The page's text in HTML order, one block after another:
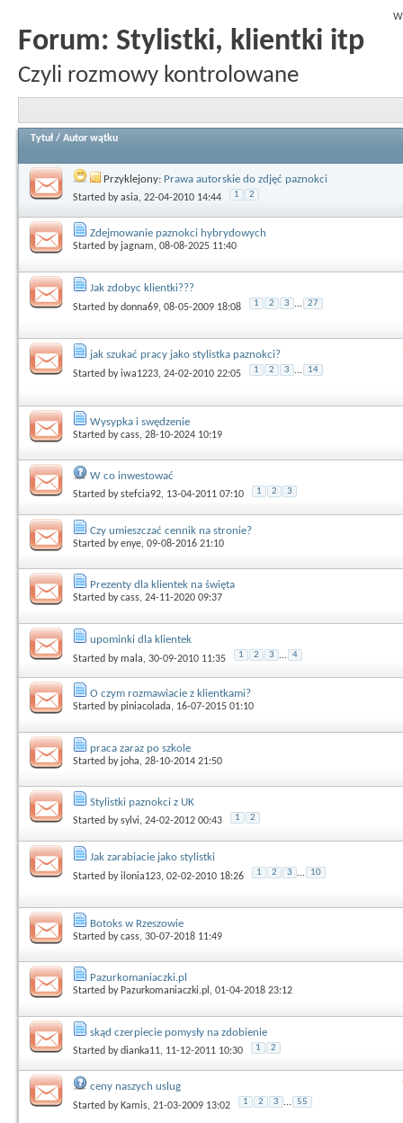
Forum: Stylistki, klientki itp
Czyli rozmowy kontrolowane
Tytuł / Autor wątku
Przyklejony: Prawa autorskie do zdjęć paznokci
Started byasia, 22-04-2010 14:44 1 2
Zdejmowanie paznokci hybrydowych
Started by jagnam, 08-08-2025 11:40
Jak zdobyc klientki???
Started bydonna69, 08-05-2009 18:08 1 2 3 ... 27
jak szukać pracy jako stylistka paznokci?
Started byiwa1223, 24-02-2010 22:05 1 2 3 ... 14
Wysypka i swędzenie
Started bycass, 28-10-2024 10:19
W co inwestować
Started bystefcia92, 13-04-2011 07:10 1 2 3
Czy umieszczać cennik na stronie?
Started byenye, 09-08-2016 21:10
Prezenty dla klientek na święta
Started bycass, 24-11-2020 09:37
upominki dla klientek
Started bymala, 30-09-2010 11:35 1 2 3 ... 4
O czym rozmawiacie z klientkami?
Started bypiniacolada, 16-07-2015 01:10
praca zaraz po szkole
Started by joha, 28-10-2014 21:50
Stylistki paznokci z UK
Started bysylvi, 24-02-2012 00:43 1 2
Jak zarabiacie jako stylistki
Started byilonia123, 02-02-2010 18:26 1 2 3 ... 10
Botoks w Rzeszowie
Started bycass, 30-07-2018 11:49
Pazurkomaniaczki.pl
Started byPazurkomaniaczki.pl, 01-04-2018 23:12
skąd czerpiecie pomysły na zdobienie
Started bydianka11, 11-12-2011 10:30 1 2
ceny naszych uslug
Started by Kamis, 21-03-2009 13:02 1 2 3 ... 55